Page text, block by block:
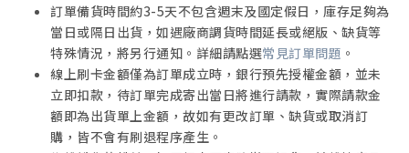
訂單備貨時間約3-5天不包含週末及國定假日，庫存足夠為
當日或隔日出貨，如遇廠商調貨時間延長或絕版、缺貨等
特殊情況，將另行通知。詳細請點選常見訂單問題 。
線上刷卡金額僅為訂單成立時，銀行預先授權金額，並未
立即扣款，待訂單完成寄出當日將進行請款，實際請款金
額即為出貨單上金額，故如有更改訂單、缺貨或取消訂
購，皆不會有刷退程序產生。